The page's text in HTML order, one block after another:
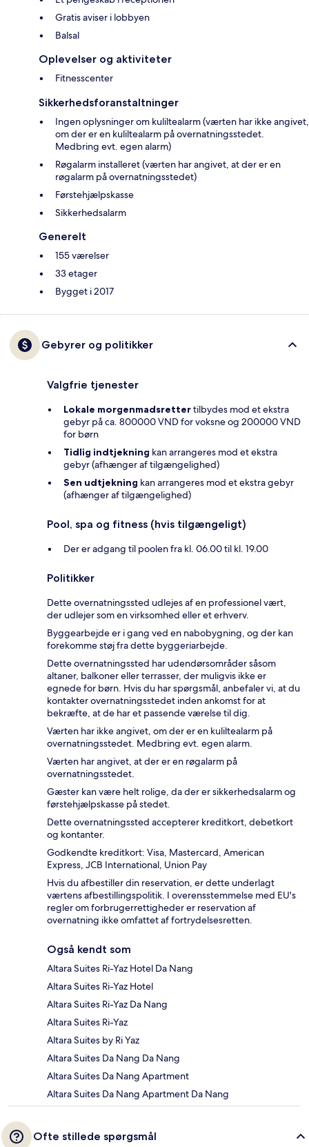
Gratis aviser i lobbyen
Balsal
Oplevelser og aktiviteter
Fitnesscenter
Sikkerhedsforanstaltninger
Ingen oplysninger om kuliltealarm (værten har ikke angivet,
om der er en kuliltealarm på overnatningsstedet.
Medbring evt. egen alarm)
Røgalarm installeret (værten har angivet, at der er en
røgalarm på overnatningsstedet)
Førstehjælpskasse
Sikkerhedsalarm
Generelt
155 værelser
33 etager
Bygget i 2017
Gebyrer og politikker
Valgfrie tjenester
Lokale morgenmadsrettertilbydes mod et ekstra
gebyr på ca. 800000 VND for voksne og 200000 VND
for børn
Tidlig indtjekning kan arrangeres mod et ekstra
gebyr (afhænger af tilgængelighed)
Sen udtjekning kan arrangeres mod et ekstra gebyr
(afhænger af tilgængelighed)
Pool, spa og fitness (hvis tilgængeligt)
Der er adgang til poolen fra kl. 06.00 til kl. 19.00
Politikker
Dette overnatningssted udlejes af en professionel vært,
der udlejer som en virksomhed eller et erhverv.
Byggearbejde er i gang ved en nabobygning, og der kan
forekomme støj fra dette byggeriarbejde.
Dette overnatningssted har udendørsområder såsom
altaner, balkoner eller terrasser, der muligvis ikke er
egnede for børn. Hvis du har spørgsmål, anbefaler vi, at du
kontakter overnatningsstedet inden ankomst for at
bekræfte, at de har et passende værelse til dig.
Værten har ikke angivet, om der er en kuliltealarm på
overnatningsstedet. Medbring evt. egen alarm.
Værten har angivet, at der er en røgalarm på
overnatningsstedet.
Gæster kan være helt rolige, da der er sikkerhedsalarm og
førstehjælpskasse på stedet.
Dette overnatningssted accepterer kreditkort, debetkort
og kontanter.
Godkendte kreditkort: Visa, Mastercard, American
Express, JCB International, Union Pay
Hvis du afbestiller din reservation, er dette underlagt
værtens afbestillingspolitik. I overensstemmelse med EU's
regler om forbrugerrettigheder er reservation af
overnatning ikke omfattet af fortrydelsesretten.
Også kendt som
Altara Suites Ri-Yaz Hotel Da Nang
Altara Suites Ri-Yaz Hotel
Altara Suites Ri-Yaz Da Nang
Altara Suites Ri-Yaz
Altara Suites by Ri Yaz
Altara Suites Da Nang Da Nang
Altara Suites Da Nang Apartment
Altara Suites Da Nang Apartment Da Nang
Ofte stillede spørgsmål